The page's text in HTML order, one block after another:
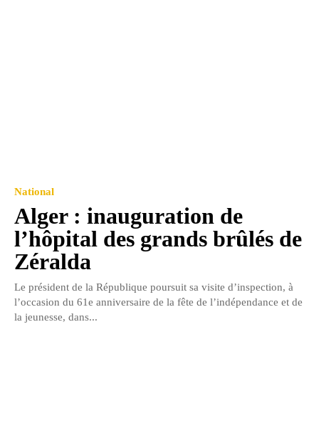
National
Alger : inauguration de
l’hôpital des grands brûlés de
Zéralda
Le président de la République poursuit sa visite d’inspection, à
l’occasion du 61e anniversaire de la fête de l’indépendance et de
la jeunesse, dans...